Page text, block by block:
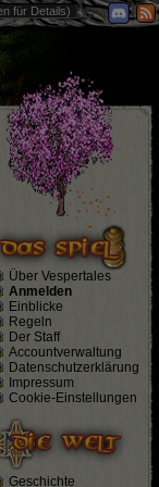
für Details)
Über Vespertales
Anmelden
Einblicke
Regeln
Der Staff
Accountverwaltung
Datenschutzerklärung
Impressum
Cookie-Einstellungen
Geschichte